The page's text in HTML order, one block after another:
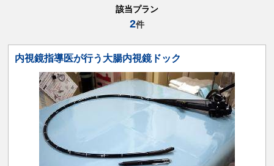
該当プラン
2件
内視鏡指導医が行う大腸内視鏡ドック